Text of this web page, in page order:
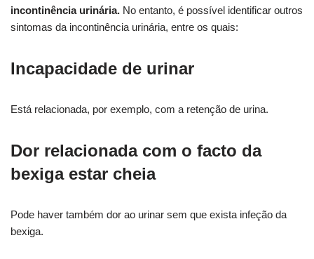
incontinência urinária. No entanto, é possível identificar outros
sintomas da incontinência urinária, entre os quais:
Incapacidade de urinar
Está relacionada, por exemplo, com a retenção de urina.
Dor relacionada com o facto da
bexiga estar cheia
Pode haver também dor ao urinar sem que exista infeção da
bexiga.